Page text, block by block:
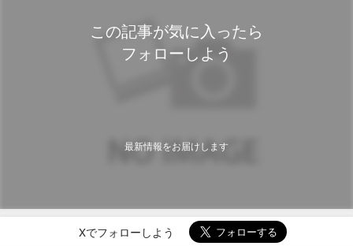
この記事が気に入ったら
フォローしよう
最新情報をお届けします
Xでフォローしよう